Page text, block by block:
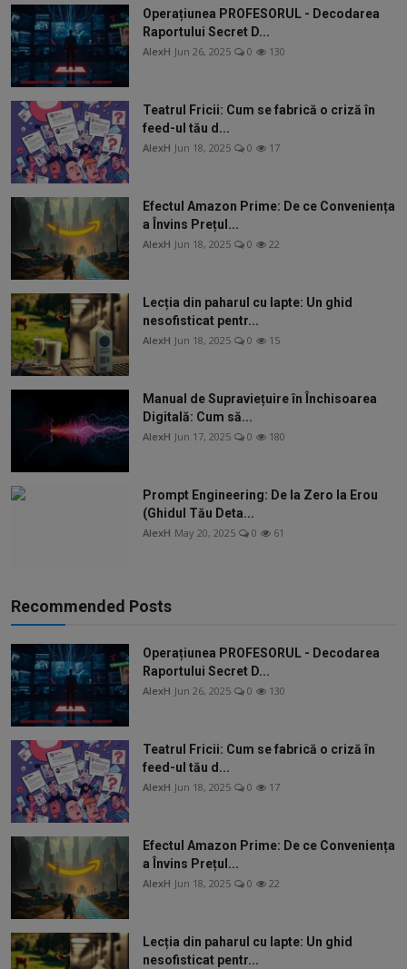
Operațiunea PROFESORUL - Decodarea
Raportului Secret D...
AlexH Jun 26, 2025 0 130
Teatrul Fricii: Cum se fabrică o criză în
feed-ul tău d...
AlexH Jun 18, 2025 0 17
Efectul Amazon Prime: De ce Conveniența
a Învins Prețul...
AlexH Jun 18, 2025 0 22
Lecția din paharul cu lapte: Un ghid
nesofisticat pentr...
AlexH Jun 18, 2025 0 15
Manual de Supraviețuire în Închisoarea
Digitală: Cum să...
AlexH Jun 17, 2025 0 180
Prompt Engineering: De la Zero la Erou
(Ghidul Tău Deta...
AlexH May 20, 2025 0 61
Recommended Posts
Operațiunea PROFESORUL - Decodarea
Raportului Secret D...
AlexH Jun 26, 2025 0 130
Teatrul Fricii: Cum se fabrică o criză în
feed-ul tău d...
AlexH Jun 18, 2025 0 17
Efectul Amazon Prime: De ce Conveniența
a Învins Prețul...
AlexH Jun 18, 2025 0 22
Lecția din paharul cu lapte: Un ghid
nesofisticat pentr...